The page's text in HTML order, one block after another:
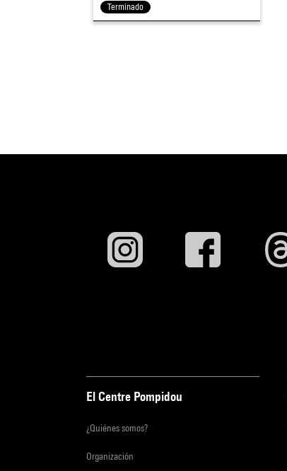
Terminado
El Centre Pompidou
¿Quiénes somos?
Organización